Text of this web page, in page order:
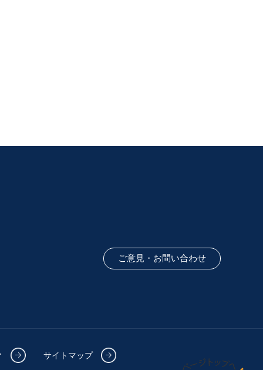
ご意見・お問い合わせ
サイトマップ